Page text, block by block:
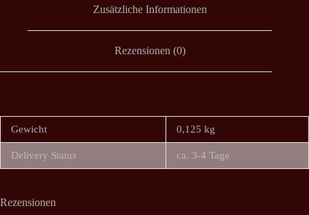
Zusätzliche Informationen
Rezensionen (0)
Gewicht 0,125 kg
Delivery Status ca. 3-4 Tage
Rezensionen